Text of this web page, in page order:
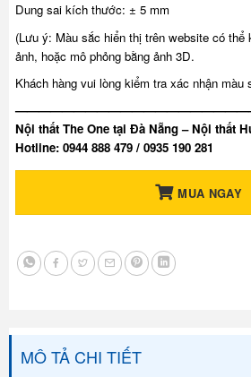
Dung sai kích thước: ± 5 mm
(Lưu ý: Màu sắc hiển thị trên website có thể
ảnh, hoặc mô phỏng bằng ảnh 3D.
Khách hàng vui lòng kiểm tra xác nhận
Nội thất The One tại Đà Nẵng – Nội thất
Hotline: 0944 888 479 / 0935 190 281
MUA NGAY
MÔ TẢ CHI TIẾT